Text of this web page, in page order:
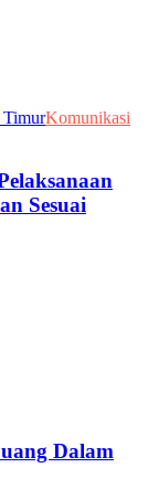
TimurKomunikasi
Sesuai
Dalam